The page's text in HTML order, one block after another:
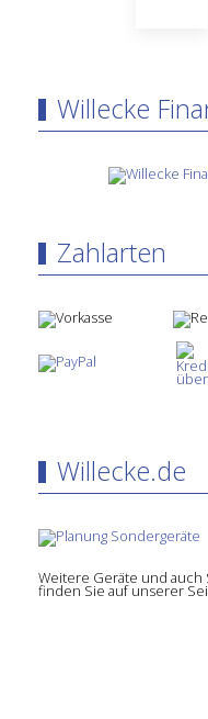
Willecke
Zahlarten
Willecke.de
Weitere Geräte und
finden Sie auf unserer